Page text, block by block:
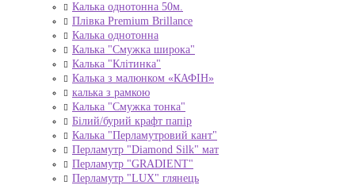
Калька однотонна 50м.
Плівка Premium Brillance
Калька однотонна
Калька "Смужка широка"
Калька "Клітинка"
Калька з малюнком «КАФІН»
калька з рамкою
Калька "Смужка тонка"
Білий/бурий крафт папір
Калька "Перламутровий кант"
Перламутр "Diamond Silk" мат
Перламутр "GRADIENT"
Перламутр "LUX" глянець